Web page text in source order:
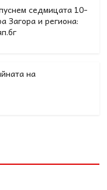
седмицата 10-
Загора и региона:
на